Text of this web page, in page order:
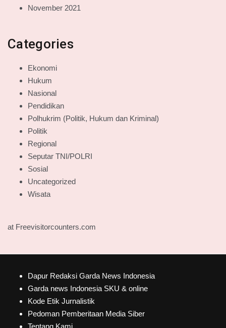
November 2021
Categories
Ekonomi
Hukum
Nasional
Pendidikan
Polhukrim (Politik, Hukum dan Kriminal)
Politik
Regional
Seputar TNI/POLRI
Sosial
Uncategorized
Wisata
at Freevisitorcounters.com
Dapur Redaksi Garda News Indonesia
Garda news Indonesia SKU & online
Kode Etik Jurnalistik
Pedoman Pemberitaan Media Siber
Tentang Kami